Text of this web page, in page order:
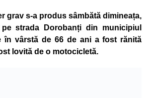
ne pe Google News
Sebeș
grav s-a produs sâmbătă dimineața,
strada Dorobanți din municipiul
în vârstă de 66 de ani a fost rănită
lovită de o motocicletă.